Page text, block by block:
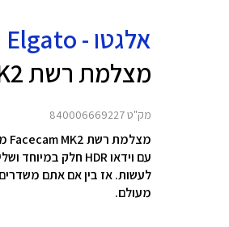
אלגטו - Elgato
מצלמת רשת Facecam MK2
מק"ט 840006669227
מצלמת רשת Facecam MK2 מבית Elgato
לעשות. אז בין אם אתם
מעולם.